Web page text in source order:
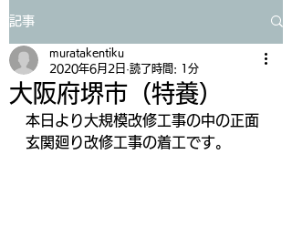
記事
大阪府堺市（特養）
muratakentiku
2020年6月2日 読了時間: 1分
本日より大規模改修工事の中の正面
玄関廻り改修工事の着工です。